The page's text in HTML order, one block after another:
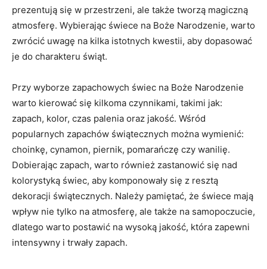
prezentują się w‍ przestrzeni, ale także tworzą⁤ magiczną
atmosferę. ⁤Wybierając‍ świece na Boże‌ Narodzenie, warto
zwrócić uwagę na kilka istotnych kwestii, aby dopasować
⁤je do ⁢charakteru‍ świąt.
Przy wyborze⁢ zapachowych świec na Boże Narodzenie
⁤warto kierować się kilkoma czynnikami, takimi jak:‍
zapach, kolor, czas palenia oraz jakość. Wśród
popularnych zapachów świątecznych można⁣ wymienić:
choinkę, cynamon,⁤ piernik, pomarańczę ⁤czy ⁢wanilię.
Dobierając⁢ zapach, warto również zastanowić się nad
kolorystyką świec,​ aby komponowały się z resztą
dekoracji świątecznych. ⁤Należy⁢ pamiętać, że‌ świece mają
​wpływ ‍nie tylko‌ na⁣ atmosferę, ale ⁤także na samopoczucie,
dlatego warto postawić na wysoką jakość, która zapewni
⁢intensywny i trwały zapach.